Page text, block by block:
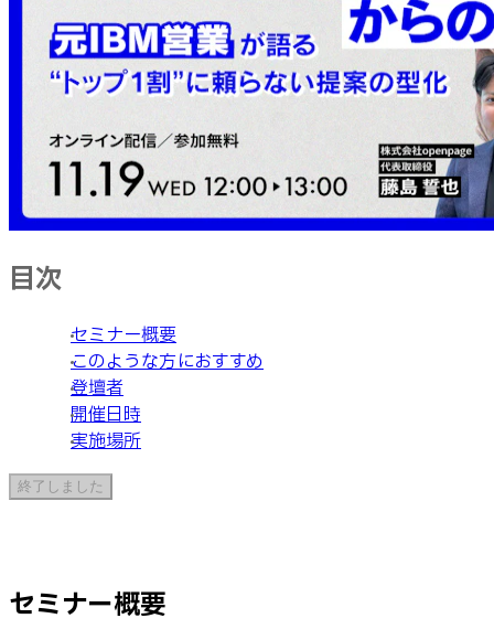
目次
セミナー概要
このような方におすすめ
登壇者
開催日時
実施場所
終了しました
セミナー概要